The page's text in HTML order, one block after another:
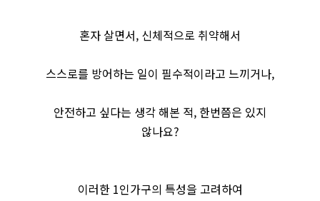
혼자 살면서, 신체적으로 취약해서
스스로를 방어하는 일이 필수적이라고 느끼거나,
안전하고 싶다는 생각 해본 적, 한번쯤은 있지
않나요?
이러한 1인가구의 특성을 고려하여